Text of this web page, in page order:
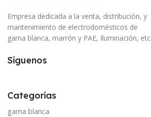
Empresa dedicada a la venta, distribución, y
mantenimiento de electrodomésticos de
gama blanca, marrón y PAE, Iluminación, etc
Síguenos
Categorías
gama blanca